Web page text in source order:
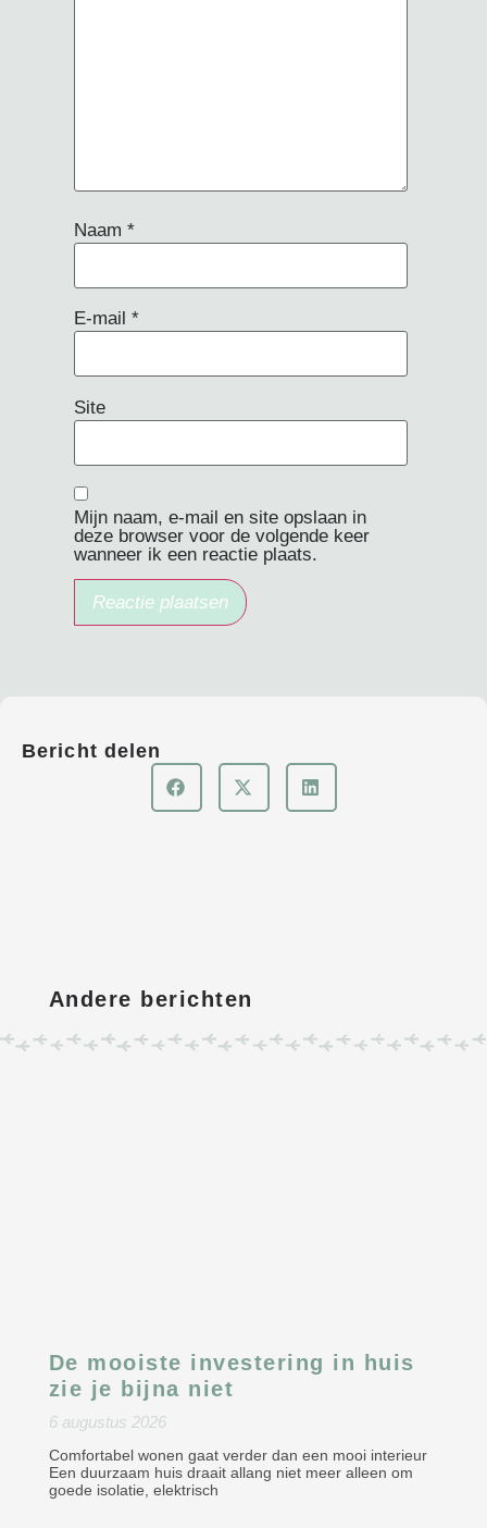
Bericht delen
Andere berichten
De mooiste investering in huis
zie je bijna niet
6 augustus 2026
Comfortabel wonen gaat verder dan een mooi interieur
Een duurzaam huis draait allang niet meer alleen om
goede isolatie, elektrisch
Naam*
E-mail*
Site
Mijn naam, e-mail en site opslaan in
deze browser voor de volgende keer
wanneer ik een reactie plaats.